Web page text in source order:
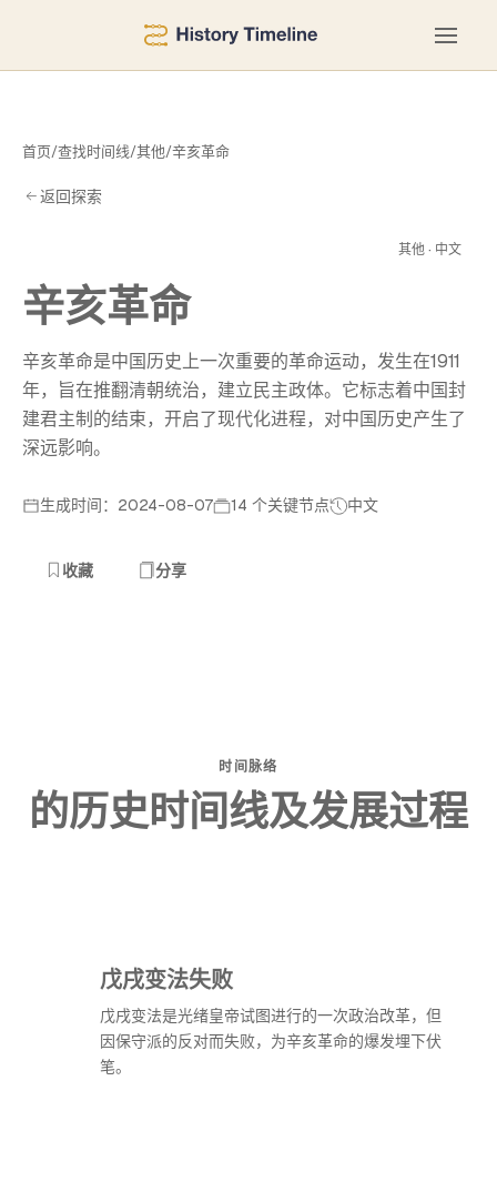
首页/查找时间线/其他/辛亥革命
返回探索
其他 · 中文
辛亥革命
辛亥革命是中国历史上一次重要的革命运动，发生在1911
年，旨在推翻清朝统治，建立民主政体。它标志着中国封
建君主制的结束，开启了现代化进程，对中国历史产生了
深远影响。
生成时间：2024-08-07 14 个关键节点 中文
收藏 分享
时间脉络
的历史时间线及发展过程
戊戌变法失败
戊戌变法是光绪皇帝试图进行的一次政治改革，但
因保守派的反对而失败，为辛亥革命的爆发埋下伏
笔。